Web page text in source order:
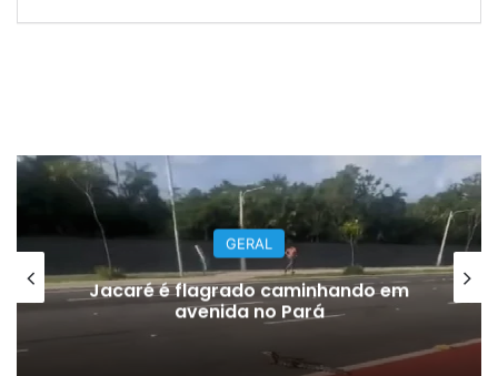
GERAL
Jacaré é flagrado caminhando em
avenida no Pará